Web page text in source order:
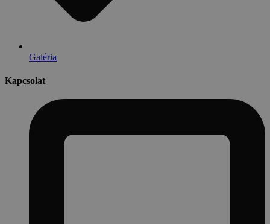
Galéria
Kapcsolat